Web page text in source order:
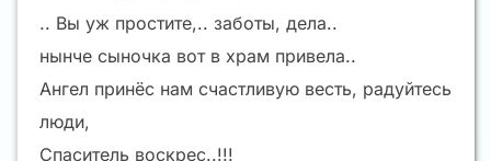
.. Вы уж простите,.. заботы, дела..
нынче сыночка вот в храм привела..
Ангел принёс нам счастливую весть, радуйтесь
люди,
Спаситель воскрес..!!!